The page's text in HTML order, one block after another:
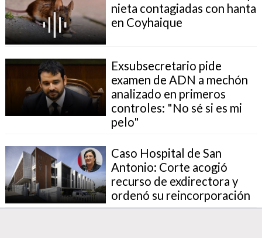
nieta contagiadas con hanta
en Coyhaique
Exsubsecretario pide
examen de ADN a mechón
analizado en primeros
controles: "No sé si es mi
pelo"
Caso Hospital de San
Antonio: Corte acogió
recurso de exdirectora y
ordenó su reincorporación